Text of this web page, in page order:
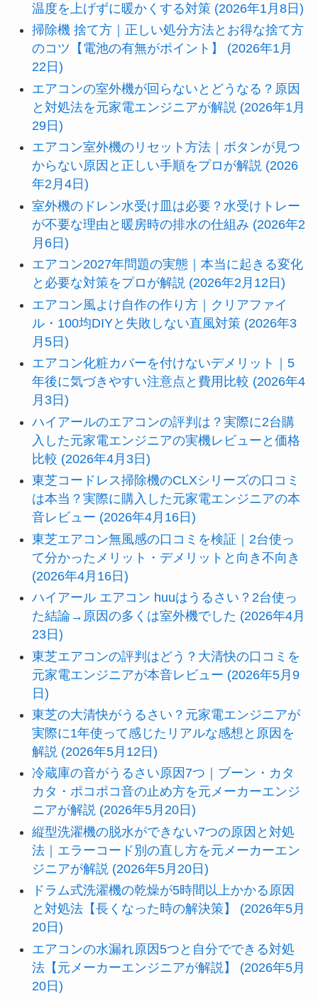
温度を上げずに暖かくする対策 (2026年1月8日)
掃除機 捨て方｜正しい処分方法とお得な捨て方
のコツ【電池の有無がポイント】 (2026年1月
22日)
エアコンの室外機が回らないとどうなる？原因
と対処法を元家電エンジニアが解説 (2026年1月
29日)
エアコン室外機のリセット方法｜ボタンが見つ
からない原因と正しい手順をプロが解説 (2026
年2月4日)
室外機のドレン水受け皿は必要？水受けトレー
が不要な理由と暖房時の排水の仕組み (2026年2
月6日)
エアコン2027年問題の実態｜本当に起きる変化
と必要な対策をプロが解説 (2026年2月12日)
エアコン風よけ自作の作り方｜クリアファイ
ル・100均DIYと失敗しない直風対策 (2026年3
月5日)
エアコン化粧カバーを付けないデメリット｜5
年後に気づきやすい注意点と費用比較 (2026年4
月3日)
ハイアールのエアコンの評判は？実際に2台購
入した元家電エンジニアの実機レビューと価格
比較 (2026年4月3日)
東芝コードレス掃除機のCLXシリーズの口コミ
は本当？実際に購入した元家電エンジニアの本
音レビュー (2026年4月16日)
東芝エアコン無風感の口コミを検証｜2台使っ
て分かったメリット・デメリットと向き不向き
(2026年4月16日)
ハイアール エアコン huuはうるさい？2台使っ
た結論→原因の多くは室外機でした (2026年4月
23日)
東芝エアコンの評判はどう？大清快の口コミを
元家電エンジニアが本音レビュー (2026年5月9
日)
東芝の大清快がうるさい？元家電エンジニアが
実際に1年使って感じたリアルな感想と原因を
解説 (2026年5月12日)
冷蔵庫の音がうるさい原因7つ｜ブーン・カタ
カタ・ポコポコ音の止め方を元メーカーエンジ
ニアが解説 (2026年5月20日)
縦型洗濯機の脱水ができない7つの原因と対処
法｜エラーコード別の直し方を元メーカーエン
ジニアが解説 (2026年5月20日)
ドラム式洗濯機の乾燥が5時間以上かかる原因
と対処法【長くなった時の解決策】 (2026年5月
20日)
エアコンの水漏れ原因5つと自分でできる対処
法【元メーカーエンジニアが解説】 (2026年5月
20日)